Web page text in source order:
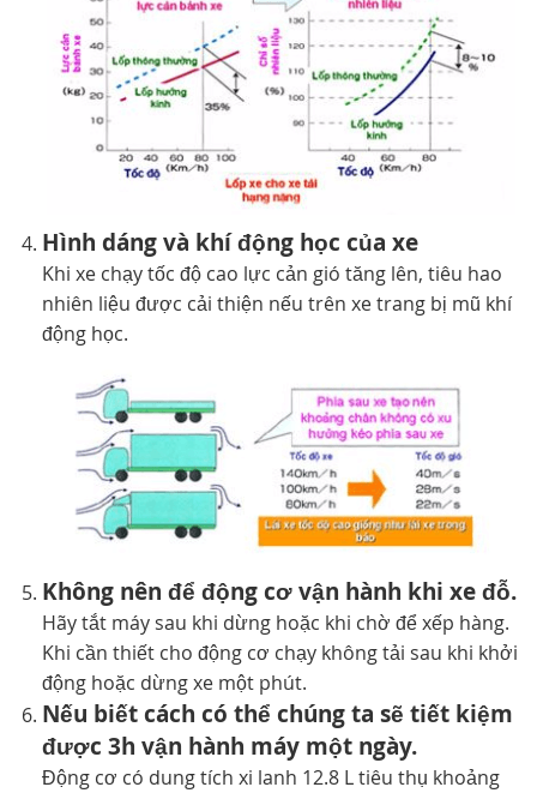
Hình dáng và khí động học của xe
Khi xe chạy tốc độ cao lực cản gió tăng lên, tiêu hao
nhiên liệu được cải thiện nếu trên xe trang bị mũ khí
động học.
Không nên để động cơ vận hành khi xe đỗ.
Hãy tắt máy sau khi dừng hoặc khi chờ để xếp hàng.
Khi cần thiết cho động cơ chạy không tải sau khi khởi
động hoặc dừng xe một phút.
Nếu biết cách có thể chúng ta sẽ tiết kiệm
được 3h vận hành máy một ngày.
Động cơ có dung tích xi lanh 12.8 L tiêu thụ khoảng